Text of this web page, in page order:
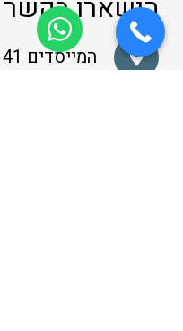
הישארו בקשר
המייסדים 41 אבן יהודה